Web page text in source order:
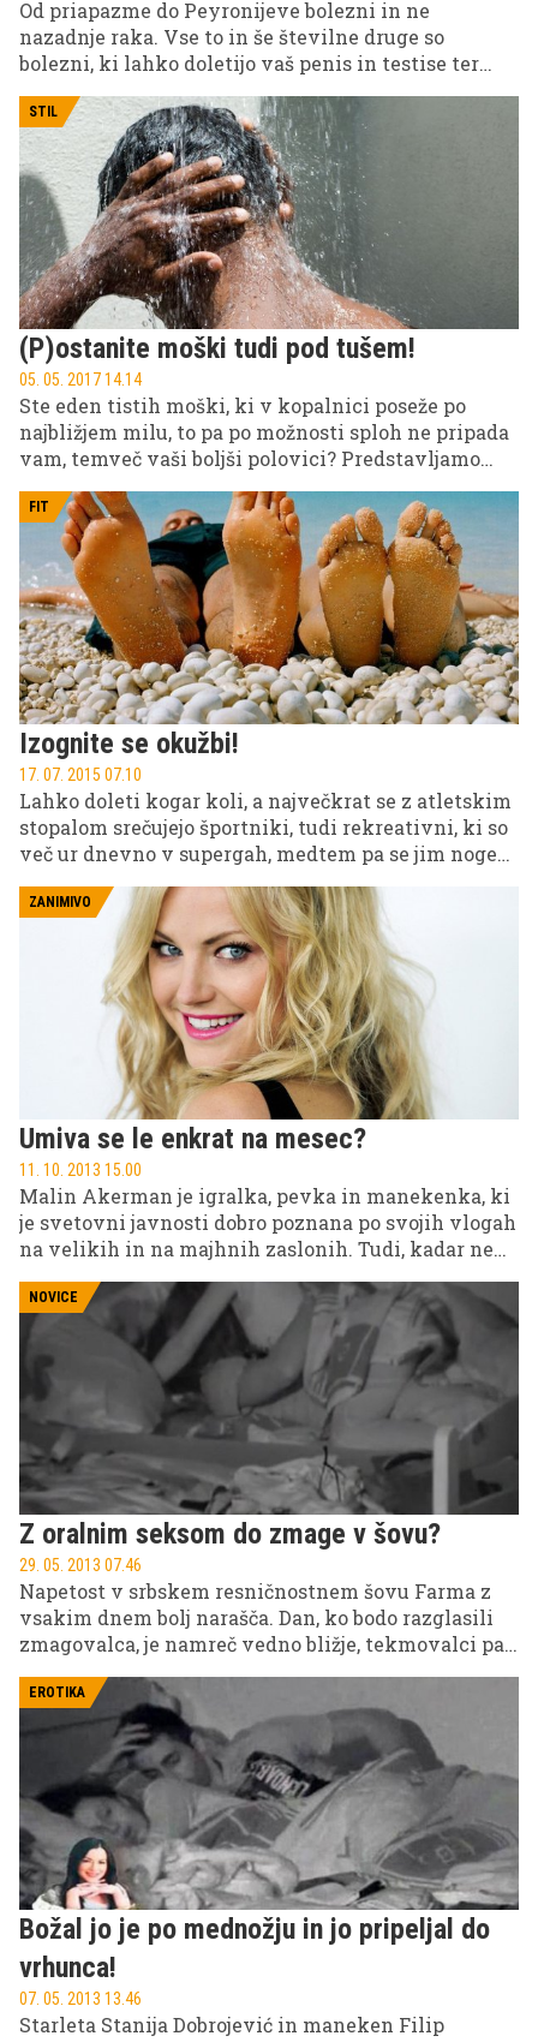
Od priapazme do Peyronijeve bolezni in ne
nazadnje raka. Vse to in še številne druge so
bolezni, ki lahko doletijo vaš penis in testise ter
pravočasno prepoznati in kako jih preprečiti?
STIL
(P)ostanite moški tudi pod tušem!
05. 05. 2017 14.14
Ste eden tistih moški, ki v kopalnici poseže po
najbližjem milu, to pa po možnosti sploh ne pripada
vam, temveč vaši boljši polovici? Predstavljamo
ne ženska mila.
FIT
Izognite se okužbi!
17. 07. 2015 07.10
Lahko doleti kogar koli, a največkrat se z atletskim
stopalom srečujejo športniki, tudi rekreativni, ki so
več ur dnevno v supergah, medtem pa se jim noge
idealno za glivične okužbe, ki znajo biti ne samo
neestetske, ampak tudi nadvse neprijetne. In kot
pri vsaki stvari je tudi tu najpomembnejša
preventiva.
ZANIMIVO
Umiva se le enkrat na mesec?
11. 10. 2013 15.00
Malin Akerman je igralka, pevka in manekenka, ki
je svetovni javnosti dobro poznana po svojih vlogah
na velikih in na majhnih zaslonih. Tudi, kadar ne
razkrila nekaj umazanih podrobnosti iz svojega
zasebnega življenja.
NOVICE
Z oralnim seksom do zmage v šovu?
29. 05. 2013 07.46
Napetost v srbskem resničnostnem šovu Farma z
vsakim dnem bolj narašča. Dan, ko bodo razglasili
zmagovalca, je namreč vedno bližje, tekmovalci pa
so očitno za zmago pripravljeni narediti marsikaj.
Stanija Dobrojević naj bi po mnenju sotekmovalke
Vesne Rivas s tem namenom tudi oralno zadovoljila
Filipa. Ali pa mu je s tem le vrnila uslugo, ko je on
njo z božanjem mednožja pripeljal do vrhunca?
EROTIKA
Božal jo je po mednožju in jo pripeljal do
vrhunca!
07. 05. 2013 13.46
Starleta Stanija Dobrojević in maneken Filip